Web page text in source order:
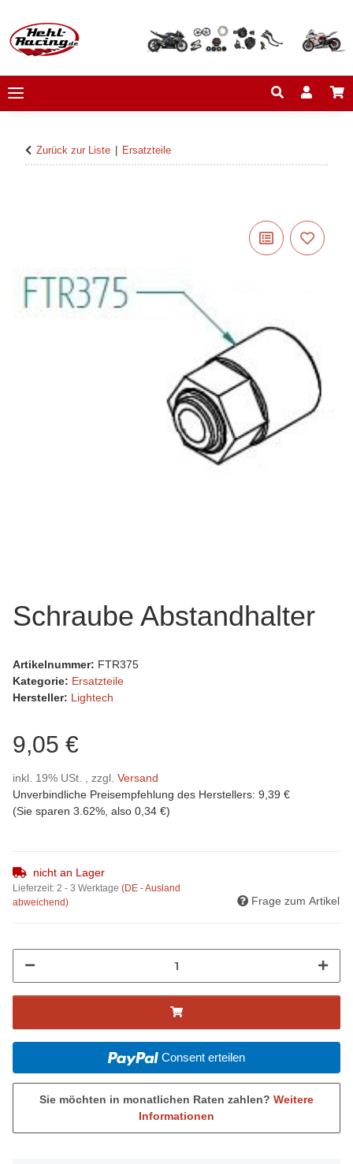
Zurück zur Liste Ersatzteile
Schraube Abstandhalter
Artikelnummer: FTR375
Kategorie: Ersatzteile
Hersteller: Lightech
9,05 €
inkl. 19% USt. , zzgl. Versand
Unverbindliche Preisempfehlung des Herstellers: 9,39 €
(Sie sparen 3.62% , also 0,34 €)
nicht an Lager
Lieferzeit: 2 - 3 Werktage (DE - Ausland
abweichend)
Frage zum Artikel
Consent erteilen
Sie möchten in monatlichen Raten zahlen? Weitere
Informationen